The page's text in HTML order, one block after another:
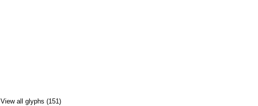
View all glyphs (151)